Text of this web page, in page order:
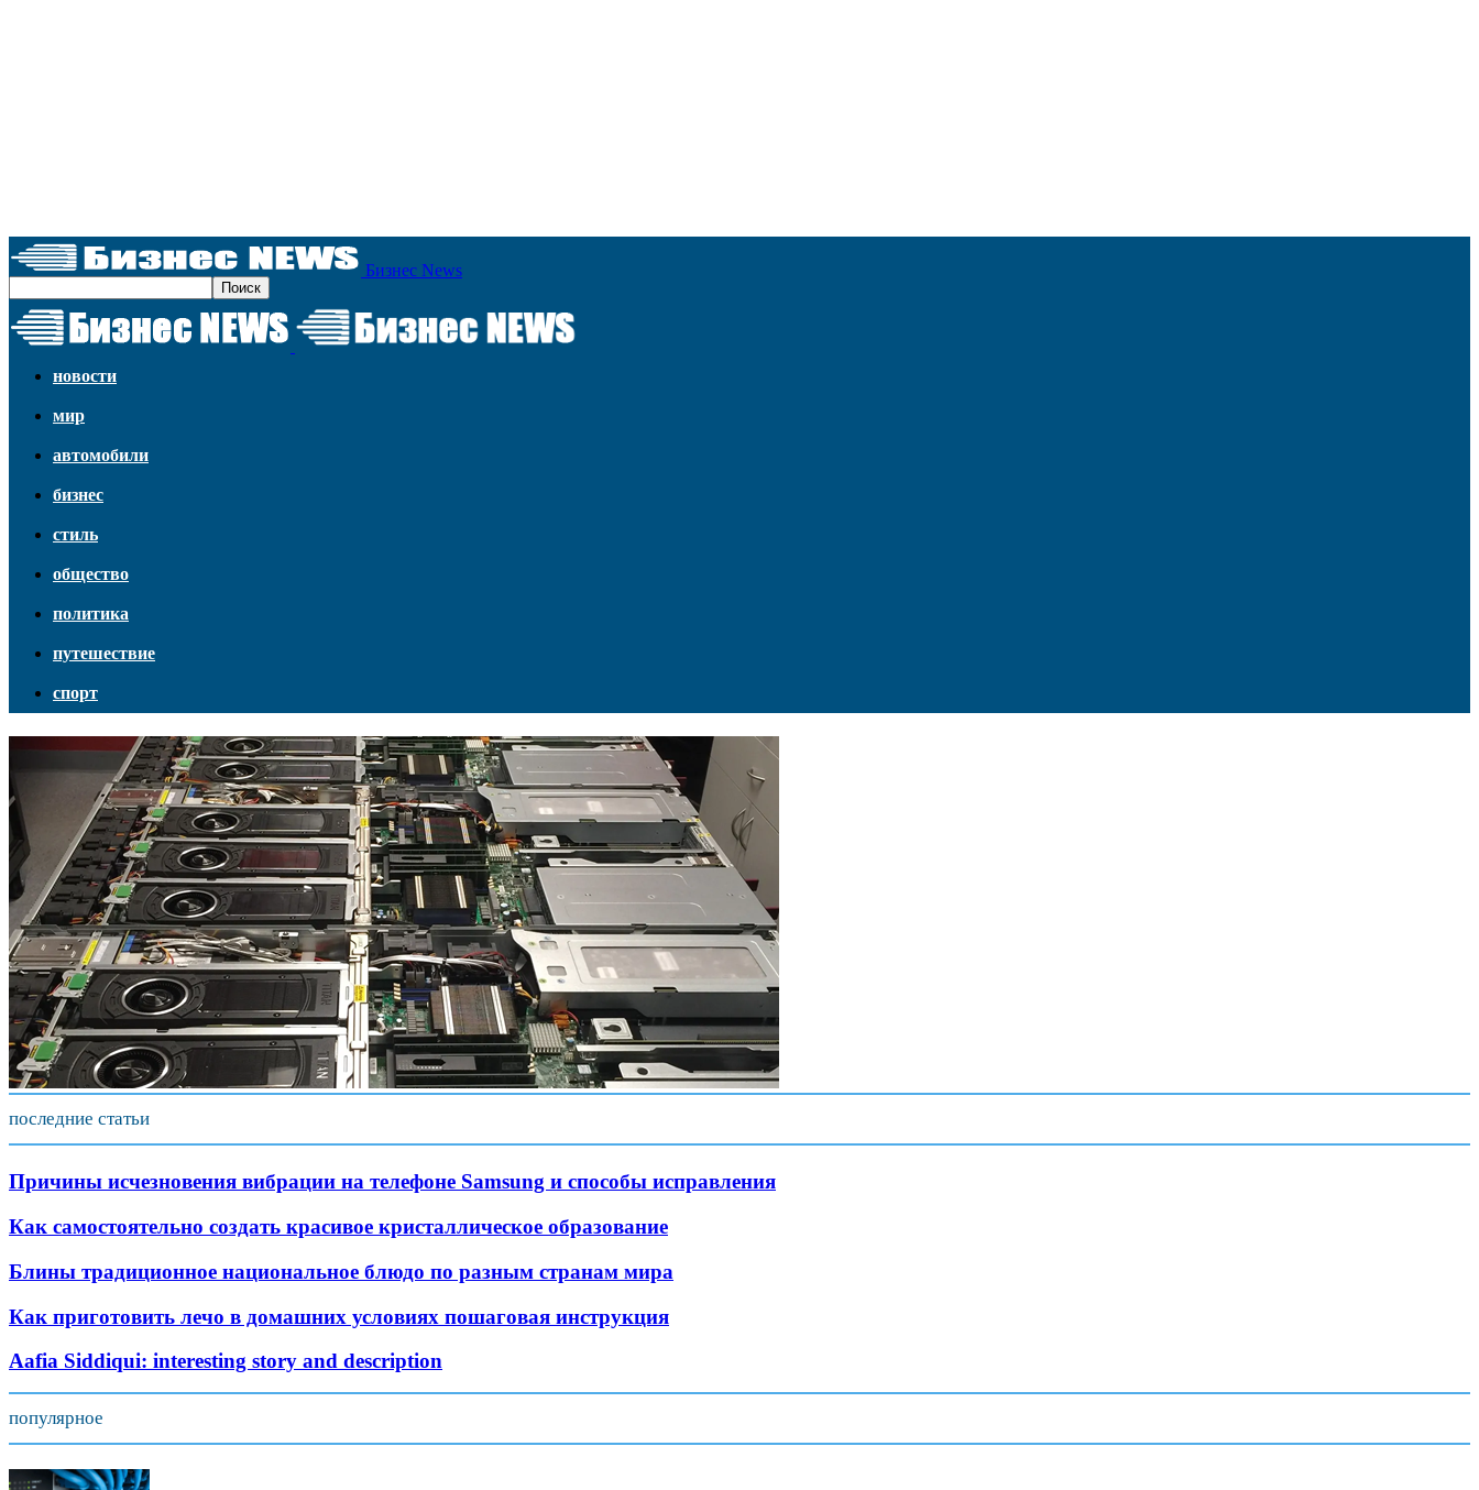
Бизнес News
новости
мир
автомобили
бизнес
стиль
общество
политика
путешествие
спорт
последние статьи
Причины исчезновения вибрации на телефоне Samsung и способы исправления
Как самостоятельно создать красивое кристаллическое образование
Блины традиционное национальное блюдо по разным странам мира
Как приготовить лечо в домашних условиях пошаговая инструкция
Aafia Siddiqui: interesting story and description
популярное